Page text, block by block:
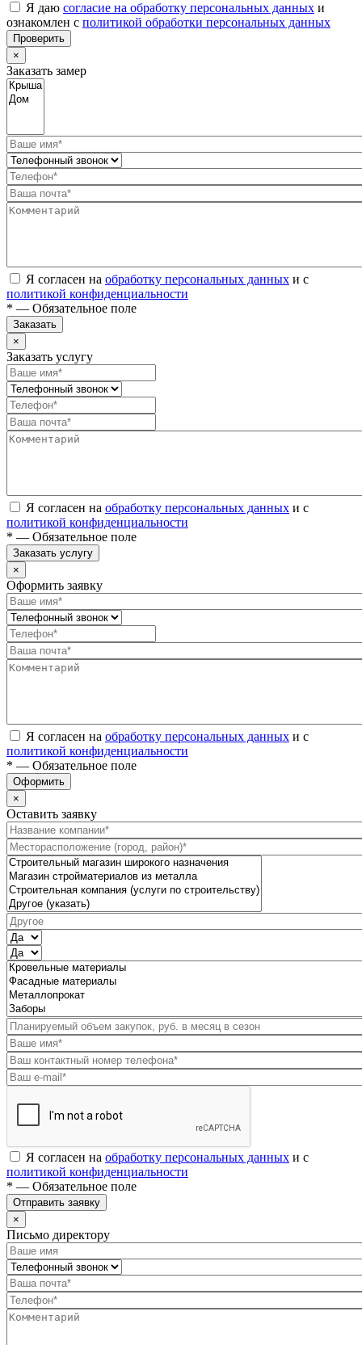
Я даю согласие на обработку персональных данных и
ознакомлен с политикой обработки персональных данных
Проверить
×
Заказать замер
Я согласен на обработку персональных данных и с
политикой конфиденциальности
* — Обязательное поле
Заказать
×
Заказать услугу
Я согласен на обработку персональных данных и с
политикой конфиденциальности
* — Обязательное поле
Заказать услугу
×
Оформить заявку
Я согласен на обработку персональных данных и с
политикой конфиденциальности
* — Обязательное поле
Оформить
×
Оставить заявку
Я согласен на обработку персональных данных и с
политикой конфиденциальности
* — Обязательное поле
Отправить заявку
×
Письмо директору